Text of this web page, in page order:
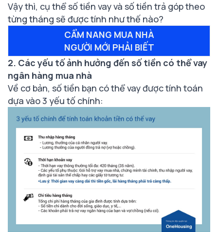
Vậy thì, cụ thể số tiền vay và số tiền trả góp theo
từng tháng sẽ được tính như thế nào?
CẨM NANG MUA NHÀ
NGƯỜI MỚI PHẢI BIẾT
2. Các yếu tố ảnh hưởng đến số tiền có thể vay
ngân hàng mua nhà
Về cơ bản, số tiền bạn có thể vay được tính toán
dựa vào 3 yếu tố chính: